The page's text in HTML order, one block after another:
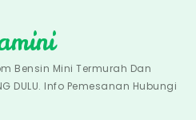
Bensin Mini Termurah Dan
DULU. Info Pemesanan Hubungi